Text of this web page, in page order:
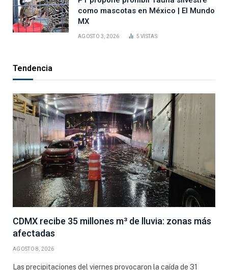
como mascotas en México | El Mundo
MX
AGOSTO 3, 2026 5VISTAS
Tendencia
CDMX recibe 35 millones m³ de lluvia: zonas más
afectadas
AGOSTO 8, 2026
Las precipitaciones del viernes provocaron la caída de 31